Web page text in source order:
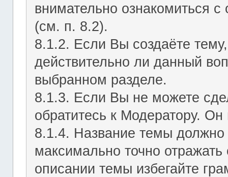
внимательно ознакомиться
(см. п. 8.2).
8.1.2. Если Вы создаёте
действительно ли данный
выбранном разделе.
8.1.3. Если Вы не можете
обратитесь к Модератору.
8.1.4. Название темы
максимально точно
описании темы избегайте